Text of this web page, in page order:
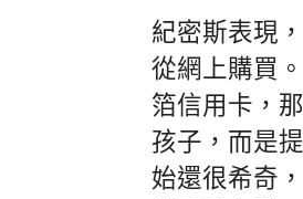
紀密斯表現
從網上購買
箔信用卡，
孩子，而是
始還很希奇